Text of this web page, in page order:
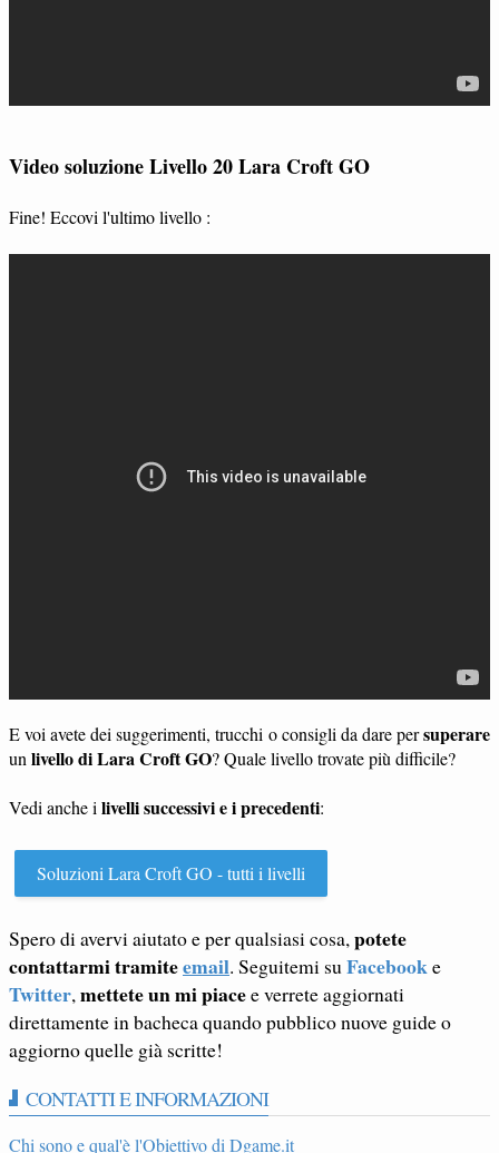
Video soluzione Livello 20 Lara Croft GO
Fine! Eccovi l'ultimo livello :
E voi avete dei suggerimenti, trucchi o consigli da dare persuperare
unlivello di Lara Croft GO? Quale livello trovate più difficile?
Vedi anche ilivelli successivi e i precedenti:
Soluzioni Lara Croft GO - tutti i livelli
Spero di avervi aiutato e per qualsiasi cosa,potete
contattarmi tramiteemail. Seguitemi suFacebooke
Twitter,mettete un mi piacee verrete aggiornati
direttamente in bacheca quando pubblico nuove guide o
aggiorno quelle già scritte!
CONTATTI E INFORMAZIONI
Chi sono e qual'è l'Obiettivo di Dgame.it